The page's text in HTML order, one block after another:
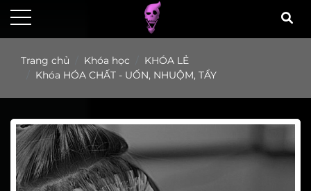
Trang chủ Khóa học
KHÓA LẺ
Khóa HÓA CHẤT - UỐN, NHUỘM, TẨY